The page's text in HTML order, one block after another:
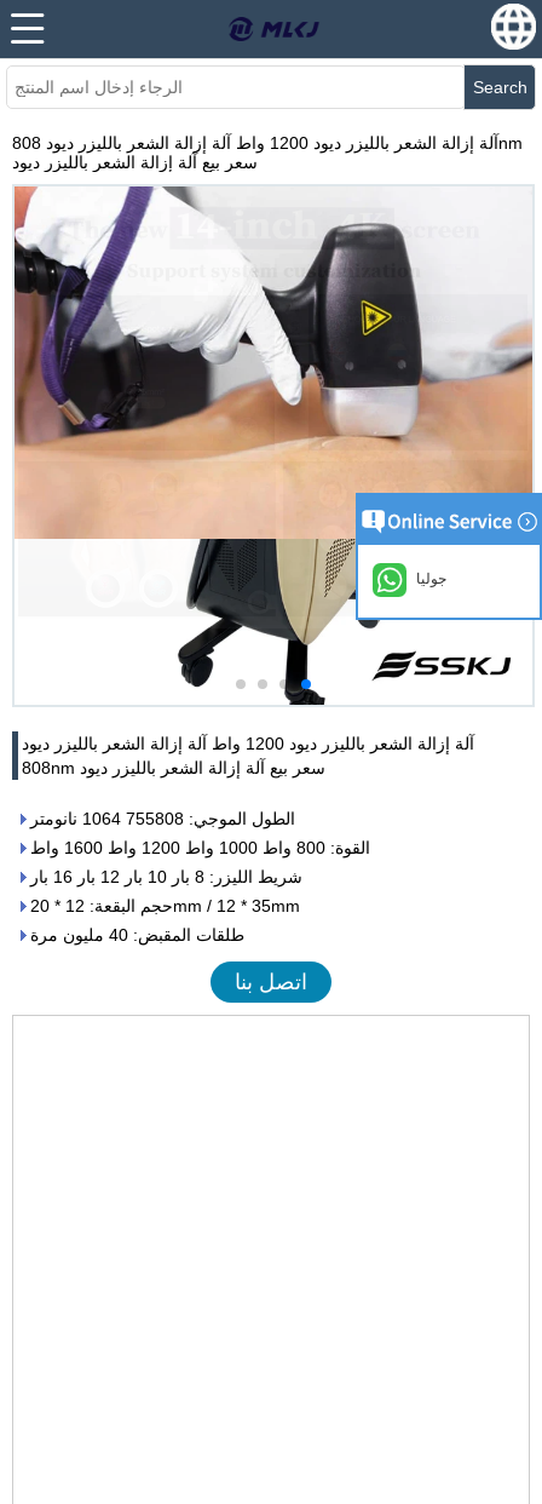
Search
آلة إزالة الشعر بالليزر ديود 1200 واط آلة إزالة الشعر بالليزر ديود 808nm
سعر بيع آلة إزالة الشعر بالليزر ديود
آلة إزالة الشعر بالليزر ديود 1200 واط آلة إزالة الشعر بالليزر ديود
808nm سعر بيع آلة إزالة الشعر بالليزر ديود
الطول الموجي: 755808 1064 نانومتر
القوة: 800 واط 1000 واط 1200 واط 1600 واط
شريط الليزر: 8 بار 10 بار 12 بار 16 بار
حجم البقعة: 12 * 20mm / 12 * 35mm
طلقات المقبض: 40 مليون مرة
اتصل بنا
جوليا